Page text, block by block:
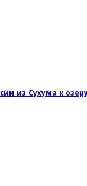
из Сухума к